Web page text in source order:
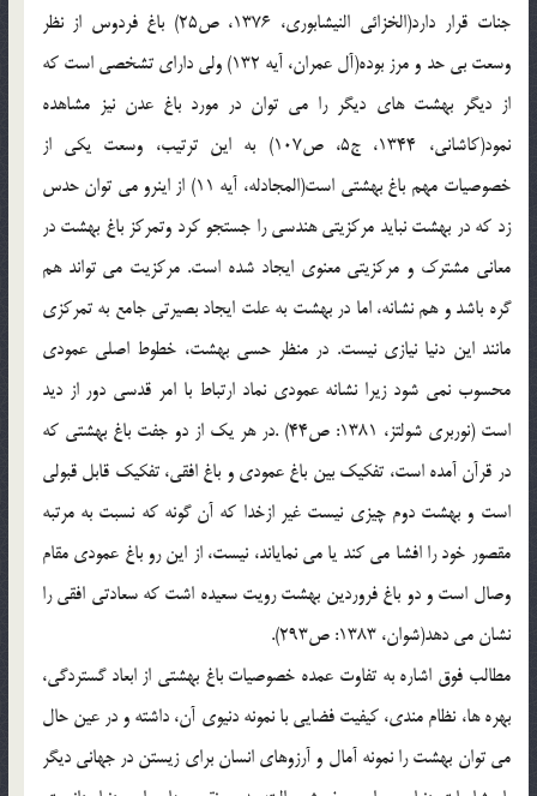
جنات قرار دارد(الخزائی النیشابوری، 1376، ص25) باغ فردوس از نظر
وسعت بی حد و مرز بوده(آل عمران، آیه 132) ولی دارای تشخصی است که
از دیگر بهشت های دیگر را می توان در مورد باغ عدن نیز مشاهده
نمود(کاشانی، 1344، ج5، ص107) به این ترتیب، وسعت یکی از
خصوصیات مهم باغ بهشتی است(المجادله، آیه 11) از اینرو می توان حدس
زد که در بهشت نباید مرکزیتی هندسی را جستجو کرد وتمرکز باغ بهشت در
معانی مشترک و مرکزیتی معنوی ایجاد شده است. مرکزیت می تواند هم
گره باشد و هم نشانه، اما در بهشت به علت ایجاد بصیرتی جامع به تمرکزی
مانند این دنیا نیازی نیست. در منظر حسی بهشت، خطوط اصلی عمودی
محسوب نمی شود زیرا نشانه عمودی نماد ارتباط با امر قدسی دور از دید
است (نوربری شولتز، 1381: ص44) .در هر یک از دو جفت باغ بهشتی که
در قرآن آمده است، تفکیک بین باغ عمودی و باغ افقی، تفکیک قابل قبولی
است و بهشت دوم چیزی نیست غیر ازخدا که آن گونه که نسبت به مرتبه
مقصور خود را افشا می کند یا می نمایاند، نیست، از این رو باغ عمودی مقام
وصال است و دو باغ فروردین بهشت رویت سعیده اشت که سعادتی افقی را
نشان می دهد(شوان، 1383: ص293).
مطالب فوق اشاره به تفاوت عمده خصوصیات باغ بهشتی از ابعاد گستردگی،
بهره ها، نظام مندی، کیفیت فضایی با نمونه دنیوی آن، داشته و در عین حال
می توان بهشت را نمونه آمال و آرزوهای انسان برای زیستن در جهانی دیگر